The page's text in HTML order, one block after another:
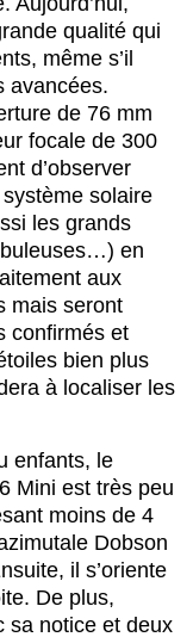
qualité qui
même s’il
avancées.
de 76 mm
focale de 300
d’observer
solaire
les grands
en
aux
mais seront
confirmés et
bien plus
à localiser les
enfants, le
Mini est très peu
moins de 4
Dobson
il s’oriente
De plus,
sa notice et deux